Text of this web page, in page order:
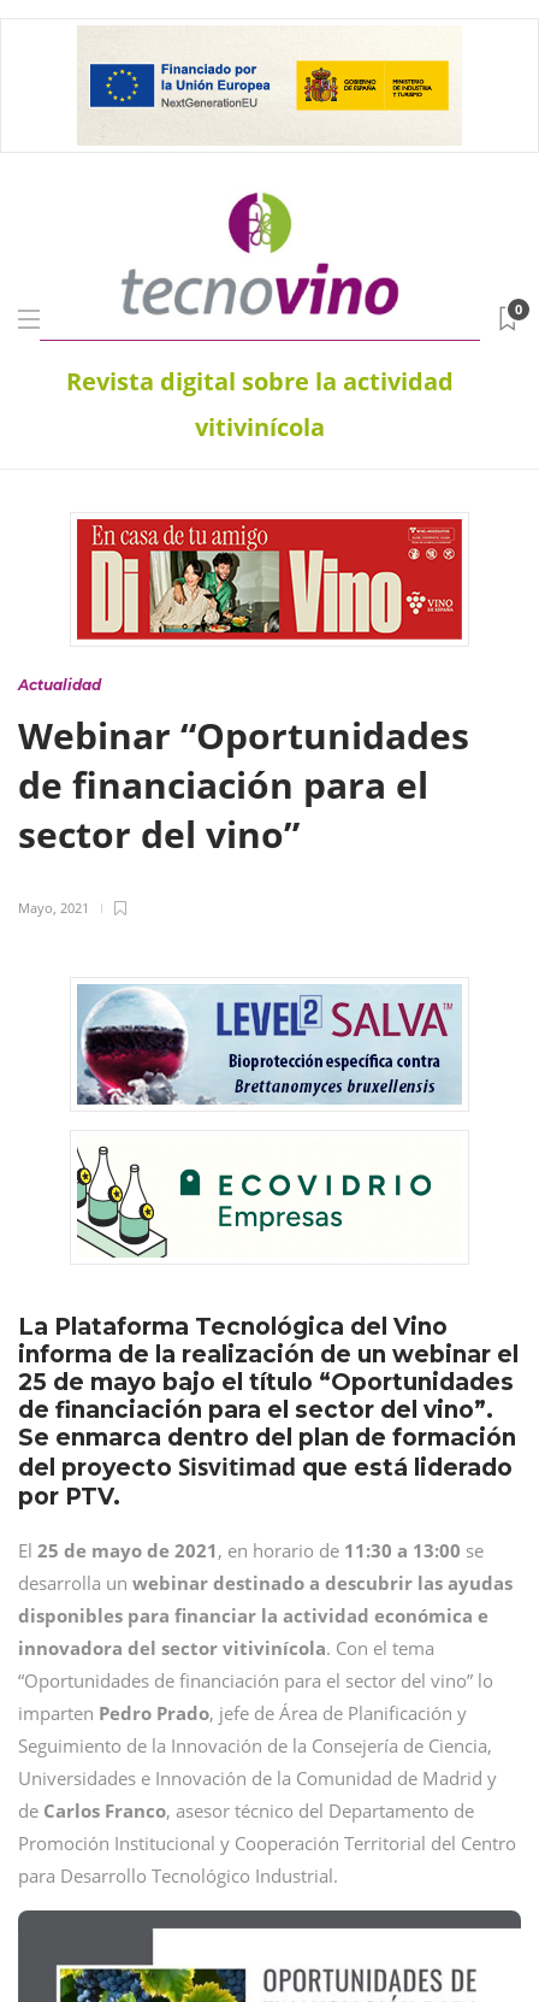
Revista digital sobre la actividad
vitivinícola
0
Actualidad
Webinar “Oportunidades
de financiación para el
sector del vino”
Mayo, 2021
La Plataforma Tecnológica del Vino
informa de la realización de un webinar el
25 de mayo bajo el título “Oportunidades
de financiación para el sector del vino”.
Se enmarca dentro del plan de formación
del proyecto Sisvitimad que está liderado
por PTV.
El 25 de mayo de 2021 , en horario de 11:30 a 13:00 se
desarrolla un webinar destinado a descubrir las ayudas
disponibles para financiar la actividad económica e
innovadora del sector vitivinícola. Con el tema
“Oportunidades de financiación para el sector del vino” lo
imparten Pedro Prado, jefe de Área de Planificación y
Seguimiento de la Innovación de la Consejería de Ciencia,
Universidades e Innovación de la Comunidad de Madrid y
de Carlos Franco, asesor técnico del Departamento de
Promoción Institucional y Cooperación Territorial del Centro
para Desarrollo Tecnológico Industrial.